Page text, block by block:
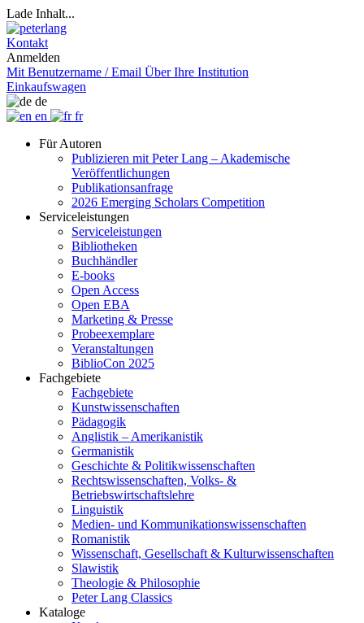
Lade Inhalt...
Kontakt
Anmelden
Mit Benutzername / Email Über Ihre Institution
Einkaufswagen
de
en
fr
Für Autoren
Publizieren mit Peter Lang – Akademische
Veröffentlichungen
Publikationsanfrage
2026 Emerging Scholars Competition
Serviceleistungen
Serviceleistungen
Bibliotheken
Buchhändler
E-books
Open Access
Open EBA
Marketing & Presse
Probeexemplare
Veranstaltungen
BiblioCon 2025
Fachgebiete
Fachgebiete
Kunstwissenschaften
Pädagogik
Anglistik – Amerikanistik
Germanistik
Geschichte & Politikwissenschaften
Rechtswissenschaften, Volks- &
Betriebswirtschaftslehre
Linguistik
Medien- und Kommunikationswissenschaften
Romanistik
Wissenschaft, Gesellschaft & Kulturwissenschaften
Slawistik
Theologie & Philosophie
Peter Lang Classics
Kataloge